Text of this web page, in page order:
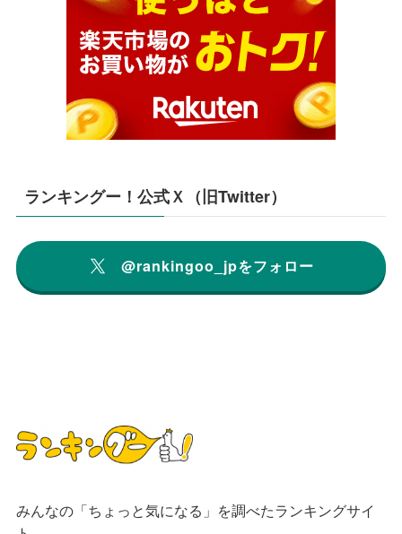
ランキングー！公式Ｘ（旧Twitter）
@rankingoo_jpをフォロー
みんなの「ちょっと気になる」を調べたランキングサイ